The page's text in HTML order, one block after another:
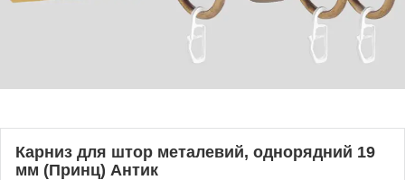
Карниз для штор металевий, однорядний 19
мм (Принц) Антик